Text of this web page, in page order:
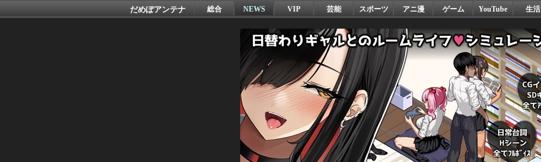
だめぽアンテナ 総合 NEWS VIP 芸能 スポーツ アニ漫 ゲーム YouTube 生活